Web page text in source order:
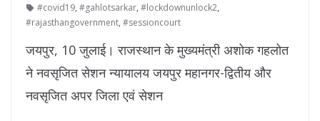
#covid19, #gahlotsarkar, #lockdownunlock2,
#rajasthangovernment, #sessioncourt
जयपुर, 10 जुलाई। राजस्थान के मुख्यमंत्री अशोक गहलोत
ने नवसृजित सेशन न्यायालय जयपुर महानगर-द्वितीय और
नवसृजित अपर जिला एवं सेशन